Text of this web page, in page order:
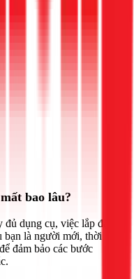
bao lâu?
dụng cụ, việc lắp đặt
bạn là người mới, thời
đảm bảo các bước